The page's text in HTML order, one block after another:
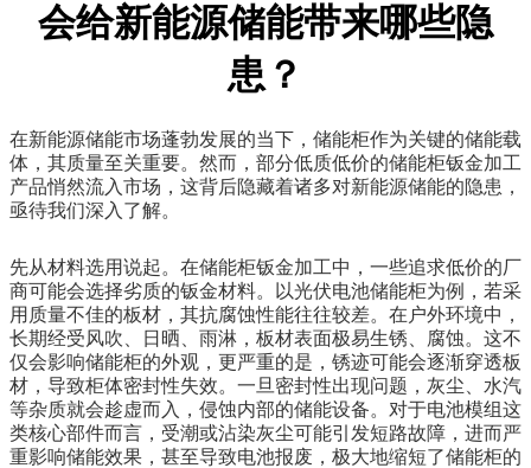
会给新能源储能带来哪些隐
患？
在新能源储能市场蓬勃发展的当下，储能柜作为关键的储能载
体，其质量至关重要。然而，部分低质低价的储能柜钣金加工
产品悄然流入市场，这背后隐藏着诸多对新能源储能的隐患，
亟待我们深入了解。
先从材料选用说起。在储能柜钣金加工中，一些追求低价的厂
商可能会选择劣质的钣金材料。以光伏电池储能柜为例，若采
用质量不佳的板材，其抗腐蚀性能往往较差。在户外环境中，
长期经受风吹、日晒、雨淋，板材表面极易生锈、腐蚀。这不
仅会影响储能柜的外观，更严重的是，锈迹可能会逐渐穿透板
材，导致柜体密封性失效。一旦密封性出现问题，灰尘、水汽
等杂质就会趁虚而入，侵蚀内部的储能设备。对于电池模组这
类核心部件而言，受潮或沾染灰尘可能引发短路故障，进而严
重影响储能效果，甚至导致电池报废，极大地缩短了储能柜的